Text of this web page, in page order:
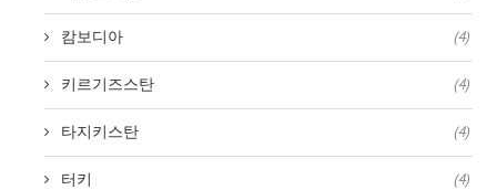
캄보디아 (4)
키르기즈스탄 (4)
타지키스탄 (4)
터키 (4)